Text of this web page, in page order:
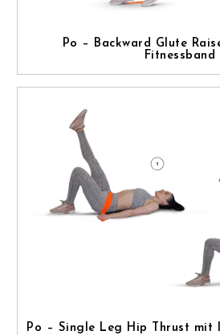
Po – Backward Glute
Fitnessband
Po – Single Leg Hip Thrust mit